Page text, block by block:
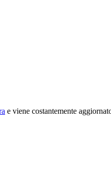
e viene costantemente